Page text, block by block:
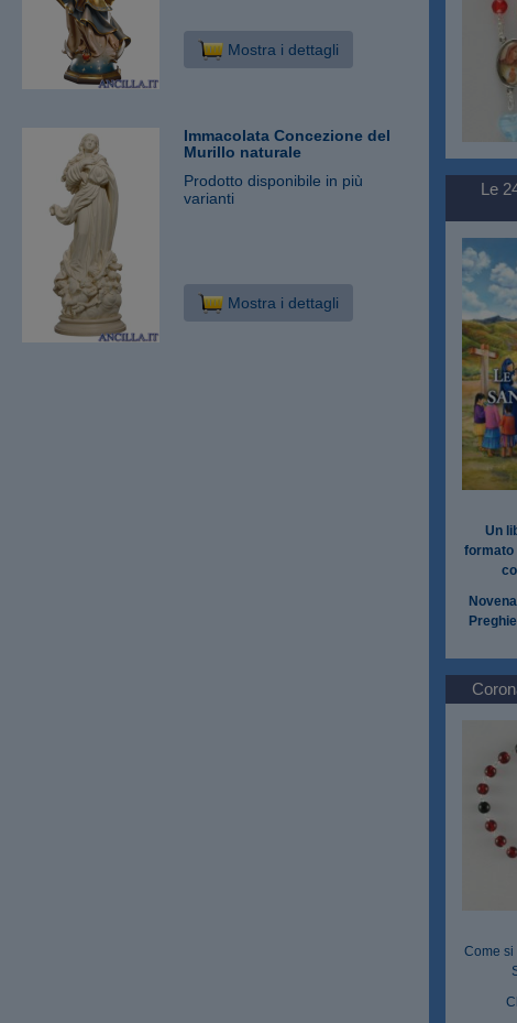
Mostra i dettagli
Immacolata Concezione del
Murillo naturale
Prodotto disponibile in più
varianti
Mostra i dettagli
Le
Un
formato
Come si